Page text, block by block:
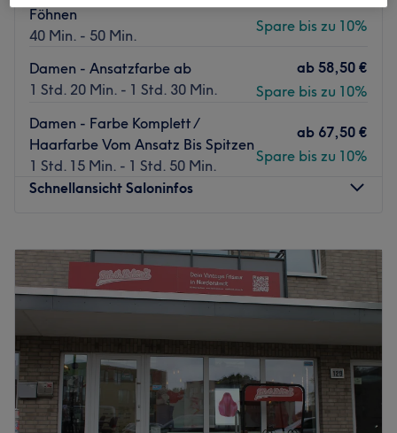
Föhnen
40 Min. - 50 Min.
Spare bis zu 10%
Damen - Ansatzfarbe ab
1 Std. 20 Min. - 1 Std. 30 Min.
ab 58,50 €
Spare bis zu 10%
Damen - Farbe Komplett /
Haarfarbe Vom Ansatz Bis Spitzen
1 Std. 15 Min. - 1 Std. 50 Min.
ab 67,50 €
Spare bis zu 10%
Schnellansicht Saloninfos
Dienstag
10:00
18:30
Mittwoch
10:00–18:30
Donnerstag
10:00–18:30
Samstag
10:00–18:00
Sonntag
Geschlossen
Bist du gelangweilt von deinen Haaren und brauchst eine
Veränderung? Dann ist der Salon Nastaran Salon in